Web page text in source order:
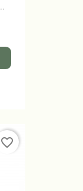
favorite_border